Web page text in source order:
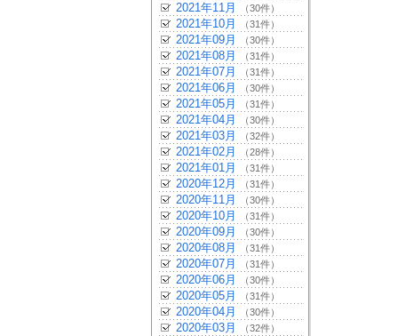
2021年11月 （30件）
2021年10月 （31件）
2021年09月 （30件）
2021年08月 （31件）
2021年07月 （31件）
2021年06月 （30件）
2021年05月 （31件）
2021年04月 （30件）
2021年03月 （32件）
2021年02月 （28件）
2021年01月 （31件）
2020年12月 （31件）
2020年11月 （30件）
2020年10月 （31件）
2020年09月 （30件）
2020年08月 （31件）
2020年07月 （31件）
2020年06月 （30件）
2020年05月 （31件）
2020年04月 （30件）
2020年03月 （32件）